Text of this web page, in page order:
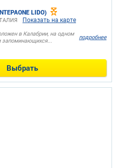
LIDO)
Показать на карте
в Калабрии, на одном
запоминающихся...
подробнее
Выбрать